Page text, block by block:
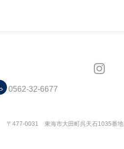
【新作！ワンピース】💠Late
0562-32-6677
〒477-0031 東海市大田町呉天石1035番地